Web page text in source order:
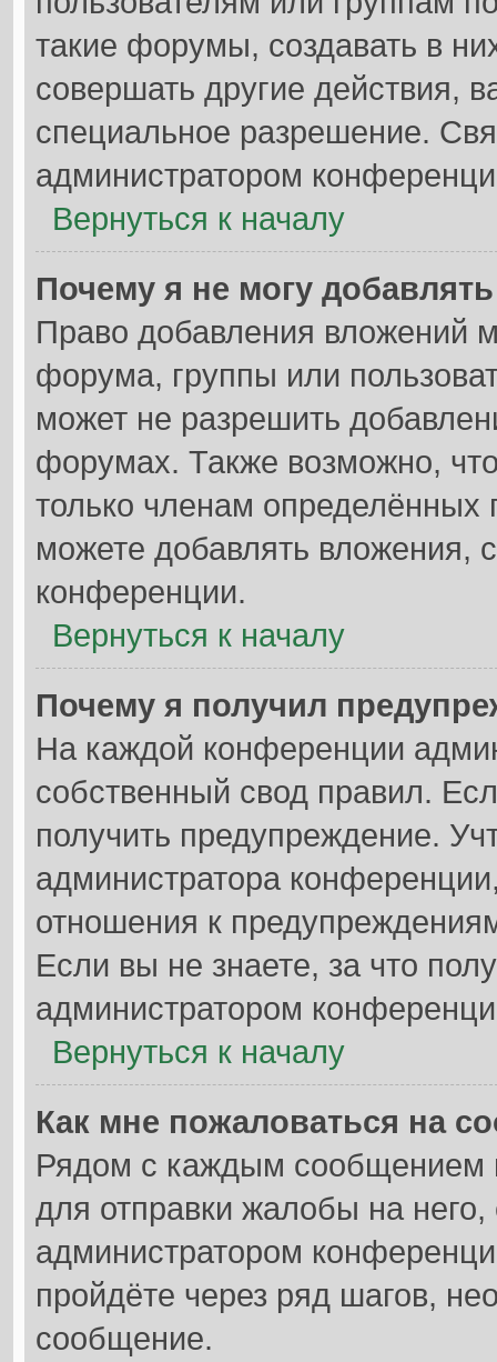
такие форумы, создавать в
совершать другие действия,
специальное разрешение.
администратором
Вернуться к началу
Почему я не могу
Право добавления вложений
форума, группы или
может не разрешить
форумах. Также возможно,
только членам определённых
можете добавлять вложения,
конференции.
Вернуться к началу
Почему я получил
На каждой конференции
собственный свод правил.
получить предупреждение.
администратора
отношения к
Если вы не знаете, за что
администратором
Вернуться к началу
Как мне пожаловаться на
Рядом с каждым сообщением
для отправки жалобы на
администратором
пройдёте через ряд шагов,
сообщение.